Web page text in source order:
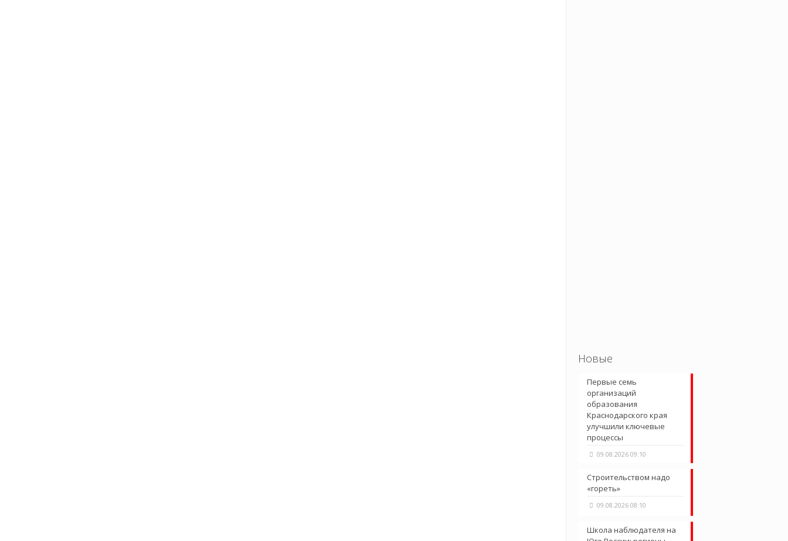
Новые
Первые семь
организаций
образования
Краснодарского края
улучшили ключевые
процессы
09.08.2026 09:10
Строительством надо
«гореть»
09.08.2026 08:10
Школа наблюдателя на